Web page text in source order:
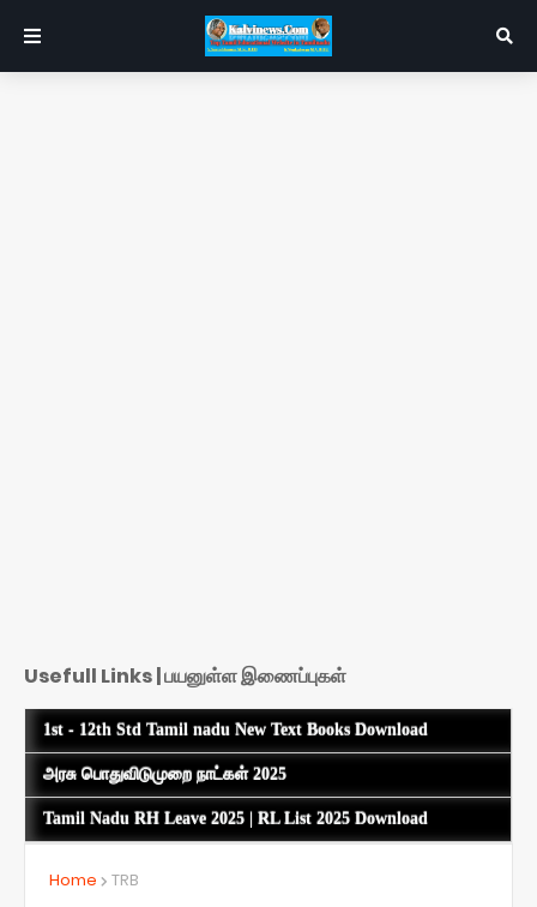
Usefull Links | பயனுள்ள இணைப்புகள்
1st - 12th Std Tamil nadu New Text Books Download
அரசு பொதுவிடுமுறை நாட்கள் 2025
Tamil Nadu RH Leave 2025 | RL List 2025 Download
Home TRB